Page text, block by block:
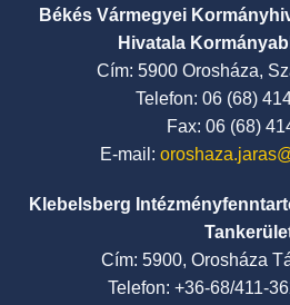
Békés Vármegyei
Hivatala
Cím: 5900 Orosháza,
Telefon: 06 (68)
Fax: 06 (68)
E-mail:
Klebelsberg
Cím: 5900, Orosháza
Telefon: +36-68/411-